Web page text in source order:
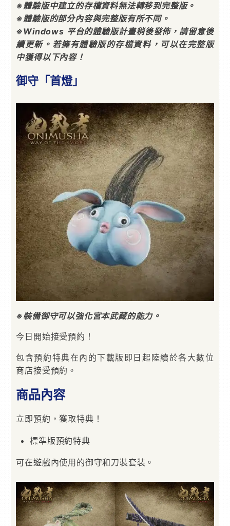
※體驗版中建立的存檔資料無法轉移到完整版。
※體驗版的部分內容與完整版有所不同。
※Windows 平台的體驗版計畫稍後發佈，請留意後
續更新。若擁有體驗版的存檔資料，可以在完整版
中獲得以下內容！
御守「首燈」
※裝備御守可以強化宮本武藏的能力。
今日開始接受預約！
包含預約特典在內的下載版即日起陸續於各大數位
商店接受預約。
商品內容
立即預約，獲取特典！
標準版預約特典
可在遊戲內使用的御守和刀裝套裝。